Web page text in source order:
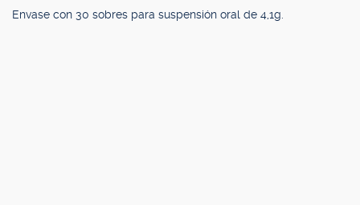
Envase con 30 sobres para suspensión oral de 4,1g.